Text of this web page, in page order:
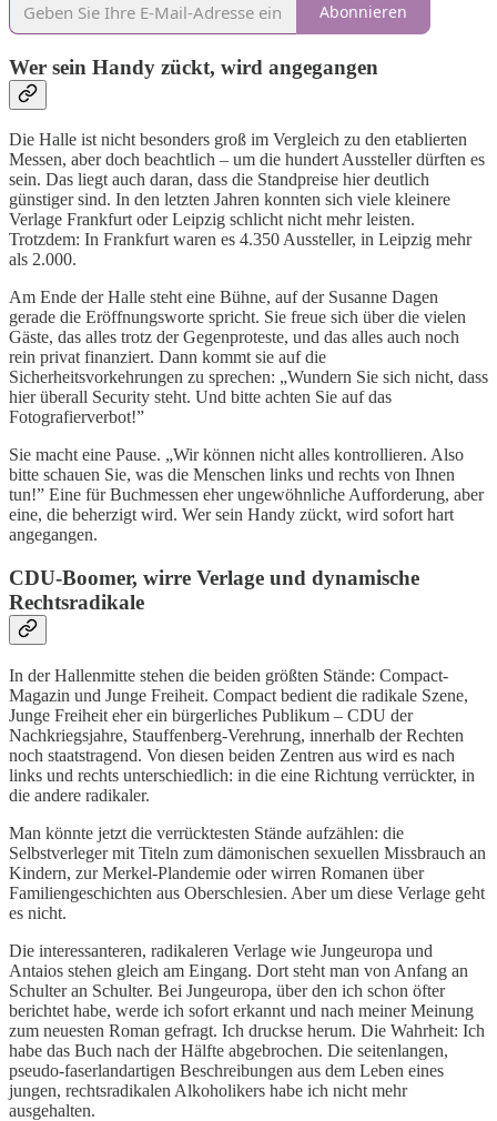
Abonnieren
Wer sein Handy zückt, wird angegangen
Die Halle ist nicht besonders groß im Vergleich zu den etablierten
Messen, aber doch beachtlich – um die hundert Aussteller dürften es
sein. Das liegt auch daran, dass die Standpreise hier deutlich
günstiger sind. In den letzten Jahren konnten sich viele kleinere
Verlage Frankfurt oder Leipzig schlicht nicht mehr leisten.
Trotzdem: In Frankfurt waren es 4.350 Aussteller, in Leipzig mehr
als 2.000.
Am Ende der Halle steht eine Bühne, auf der Susanne Dagen
gerade die Eröffnungsworte spricht. Sie freue sich über die vielen
Gäste, das alles trotz der Gegenproteste, und das alles auch noch
rein privat finanziert. Dann kommt sie auf die
Sicherheitsvorkehrungen zu sprechen: „Wundern Sie sich nicht, dass
hier überall Security steht. Und bitte achten Sie auf das
Fotografierverbot!”
Sie macht eine Pause. „Wir können nicht alles kontrollieren. Also
bitte schauen Sie, was die Menschen links und rechts von Ihnen
tun!” Eine für Buchmessen eher ungewöhnliche Aufforderung, aber
eine, die beherzigt wird. Wer sein Handy zückt, wird sofort hart
angegangen.
CDU-Boomer, wirre Verlage und dynamische
Rechtsradikale
In der Hallenmitte stehen die beiden größten Stände: Compact-
Magazin und Junge Freiheit. Compact bedient die radikale Szene,
Junge Freiheit eher ein bürgerliches Publikum – CDU der
Nachkriegsjahre, Stauffenberg-Verehrung, innerhalb der Rechten
noch staatstragend. Von diesen beiden Zentren aus wird es nach
links und rechts unterschiedlich: in die eine Richtung verrückter, in
die andere radikaler.
Man könnte jetzt die verrücktesten Stände aufzählen: die
Selbstverleger mit Titeln zum dämonischen sexuellen Missbrauch an
Kindern, zur Merkel-Plandemie oder wirren Romanen über
Familiengeschichten aus Oberschlesien. Aber um diese Verlage geht
es nicht.
Die interessanteren, radikaleren Verlage wie Jungeuropa und
Antaios stehen gleich am Eingang. Dort steht man von Anfang an
Schulter an Schulter. Bei Jungeuropa, über den ich schon öfter
berichtet habe, werde ich sofort erkannt und nach meiner Meinung
zum neuesten Roman gefragt. Ich druckse herum. Die Wahrheit: Ich
habe das Buch nach der Hälfte abgebrochen. Die seitenlangen,
pseudo-faserlandartigen Beschreibungen aus dem Leben eines
jungen, rechtsradikalen Alkoholikers habe ich nicht mehr
ausgehalten.